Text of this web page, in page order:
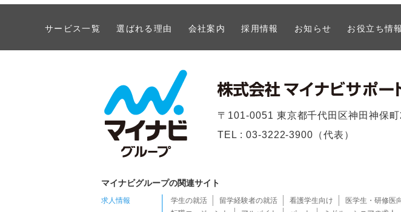
サービス一覧 選ばれる理由 会社案内 採用情報 お知らせ お役立ち情報
〒101-0051 東京都千代田区神田神保
TEL : 03-3222-3900（代表）
マイナビグループの関連サイト
求人情報 学生の就活 留学経験者の就活 看護学生向け 医学生・研修医